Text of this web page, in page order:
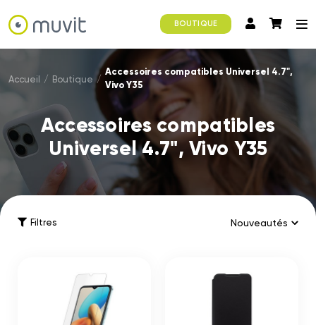
BOUTIQUE
Accueil / Boutique /
Accessoires compatibles Universel 4.7",
Vivo Y35
Accessoires compatibles
Universel 4.7", Vivo Y35
Filtres